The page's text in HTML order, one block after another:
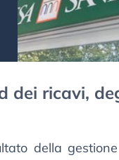
dei ricavi,
della